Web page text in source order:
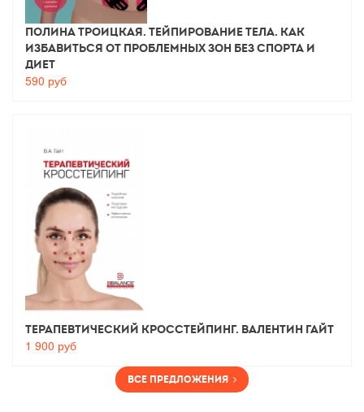
Полина Троицкая. Тейпирование тела. Как
избавиться от проблемных зон без спорта и
диет
590 руб
Терапевтический Кросстейпинг. Валентин Гайт
1 900 руб
Все предложения